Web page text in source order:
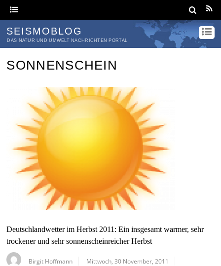
SEISMOBLOG
DAS NATUR UND UMWELT NACHRICHTEN PORTAL
SONNENSCHEIN
Deutschlandwetter im Herbst 2011: Ein insgesamt warmer, sehr
trockener und sehr sonnenscheinreicher Herbst
Birgit Hoffmann Mittwoch, 30 November, 2011